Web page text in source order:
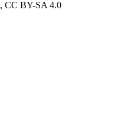
, CC BY-SA 4.0